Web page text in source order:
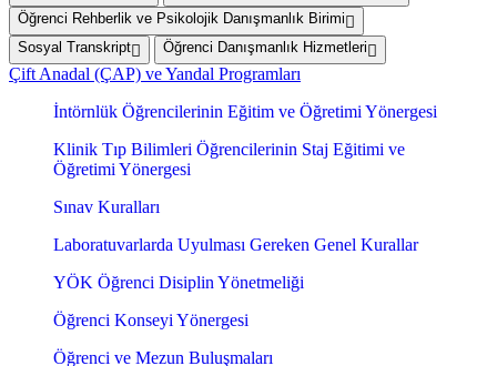
Öğrenci Rehberlik ve Psikolojik Danışmanlık Birimi
Sosyal Transkript
Öğrenci Danışmanlık Hizmetleri
Çift Anadal (ÇAP) ve Yandal Programları
İntörnlük Öğrencilerinin Eğitim ve Öğretimi Yönergesi
Klinik Tıp Bilimleri Öğrencilerinin Staj Eğitimi ve
Öğretimi Yönergesi
Sınav Kuralları
Laboratuvarlarda Uyulması Gereken Genel Kurallar
YÖK Öğrenci Disiplin Yönetmeliği
Öğrenci Konseyi Yönergesi
Öğrenci ve Mezun Buluşmaları